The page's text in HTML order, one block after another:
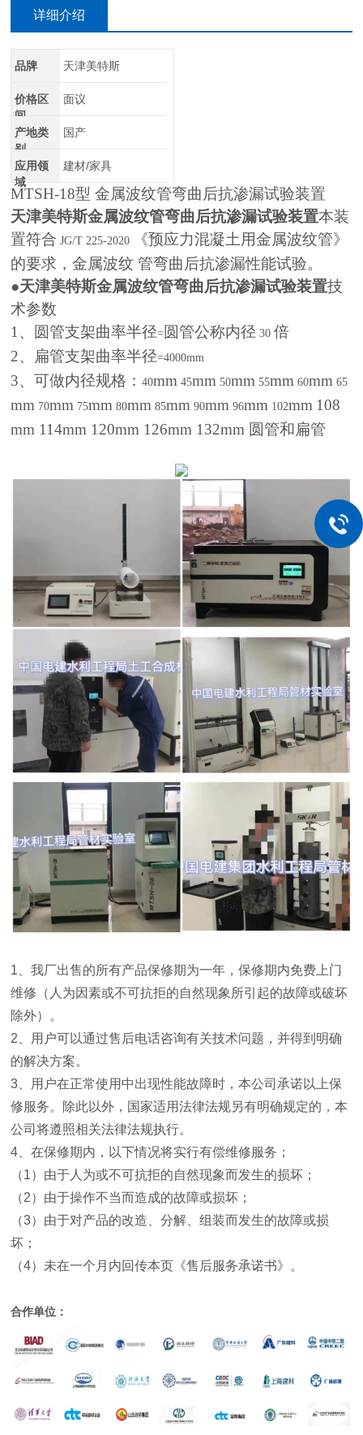
详细介绍
品牌 天津美特斯
价格区
间
面议
产地类
别
国产
应用领
域
建材/家具
MTSH-18型 金属波纹管弯曲后抗渗漏试验装置
天津美特斯金属波纹管弯曲后抗渗漏试验装置本装
置符合 JG/T 225-2020
《预应力混凝土用金属波纹管》
的要求，金属波纹 管弯曲后抗渗漏性能试验。
●天津美特斯金属波纹管弯曲后抗渗漏试验装置技
术参数
1 、圆管支架曲率半径= 圆管公称内径 30倍
2、扁管支架曲率半径=4000mm
3、可做内径规格：40mm 45mm 50mm 55mm 60mm 65
mm 70mm 75mm 80mm 85mm 90mm 96mm 102mm 108
mm 114mm 120mm 126mm 132mm 圆管和扁管
1 、我厂出售的所有产品保修期为一年，保修期内免费上门
维修（人为因素或不可抗拒的自然现象所引起的故障或破坏
除外）。
2 、用户可以通过售后电话咨询有关技术问题，并得到明确
的解决方案。
3 、用户在正常使用中出现性能故障时，本公司承诺以上保
修服务。除此以外，国家适用法律法规另有明确规定的，本
公司将遵照相关法律法规执行。
4 、在保修期内，以下情况将实行有偿维修服务；
（1）由于人为或不可抗拒的自然现象而发生的损坏；
（2）由于操作不当而造成的故障或损坏；
（3）由于对产品的改造、分解、组装而发生的故障或损
坏；
（4）未在一个月内回传本页《售后服务承诺书》。
合作单位：